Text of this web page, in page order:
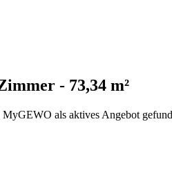
- 73,34 m²
als aktives Angebot